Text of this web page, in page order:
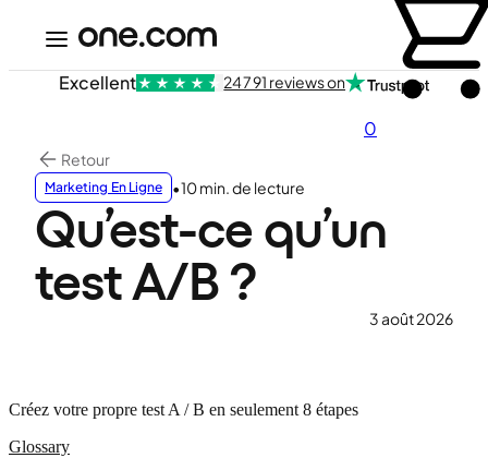
0
Excellent 24 791 reviews on
Retour
Marketing En Ligne •10 min. de lecture
Qu’est-ce qu’un
test A/B ?
3 août 2026
Créez votre propre test A / B en seulement 8 étapes
Glossary